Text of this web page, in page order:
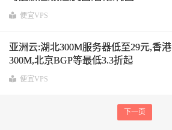
便宜VPS
亚洲云:湖北300M服务器低至29元,香港
300M,北京BGP等最低3.3折起
便宜VPS
下一页